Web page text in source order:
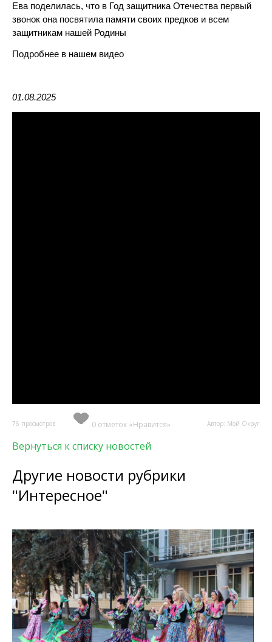
Ева поделилась, что в Год защитника Отечества первый
звонок она посвятила памяти своих предков и всем
защитникам нашей Родины
Подробнее в нашем видео
01.08.2025
76 просмотров 0 отметок «Нравится» Автор: Мой Округ
Вернуться к списку новостей
Другие новости рубрики
"Интересное"